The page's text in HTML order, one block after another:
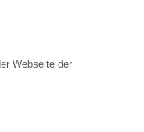
Webseite der